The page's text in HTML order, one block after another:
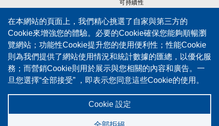
在本網站的頁面上，我們精心挑選了自家與第三方的
Cookie來增強您的體驗。必要的Cookie確保您能夠順暢瀏
覽網站；功能性Cookie提升您的使用便利性；性能Cookie
則為我們提供了網站使用情況和統計數據的匯總，以優化服
務；而營銷Cookie則用於展示與您相關的內容和廣告。一
旦您選擇“全部接受” ，即表示您同意這些Cookie的使用。
「設定」中隨時撤銷未來的同意。
Cookie 設定
可持續性
資源
線纜樣品展示區
技術論文
政策
隱私權聲明
支持
技術支援
培訓
服務請求表
維護合同